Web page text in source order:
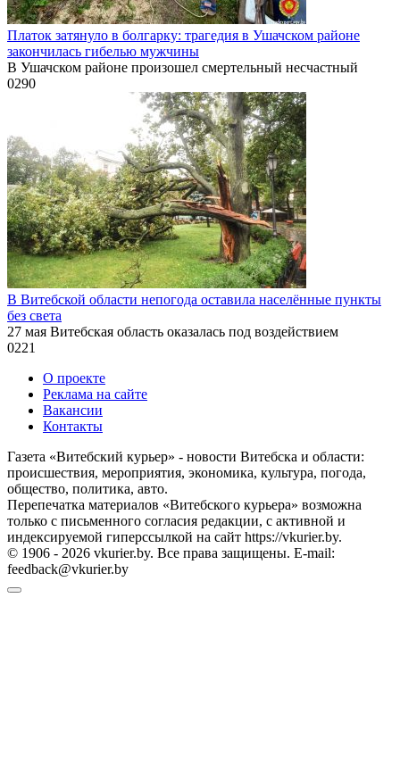
Платок затянуло в болгарку: трагедия в Ушачском районе
закончилась гибелью мужчины
В Ушачском районе произошел смертельный несчастный
0290
В Витебской области непогода оставила населённые пункты
без света
27 мая Витебская область оказалась под воздействием
0221
О проекте
Реклама на сайте
Вакансии
Контакты
Газета «Витебский курьер» - новости Витебска и области:
происшествия, мероприятия, экономика, культура, погода,
общество, политика, авто.
Перепечатка материалов «Витебского курьера» возможна
только с письменного согласия редакции, с активной и
индексируемой гиперссылкой на сайт https://vkurier.by.
© 1906 - 2026 vkurier.by. Все права защищены. E-mail:
feedback@vkurier.by